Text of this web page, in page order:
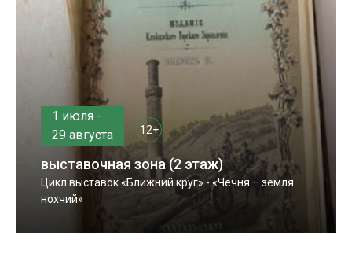
1 июля -
29 августа
12+
выставочная зона (2 этаж)
Цикл выставок «Ближний круг» - «Чечня – земля
нохчий»